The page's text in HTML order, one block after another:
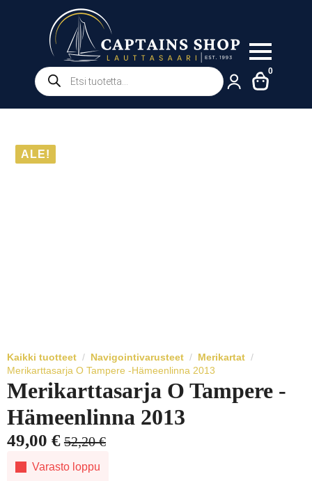
Products
search
0
ALE!
Kaikki tuotteet Navigointivarusteet
Merikartat
Merikarttasarja O Tampere -Hämeenlinna 2013
Merikarttasarja O Tampere -
Hämeenlinna 2013
52,20€
Alkuperäinen
hinta
49,00 €
Nykyinen
hintaVarasto loppu